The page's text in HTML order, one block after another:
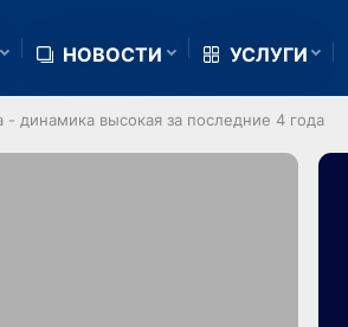
НОВОСТИ УСЛУГИ
динамика высокая за последние 4 года